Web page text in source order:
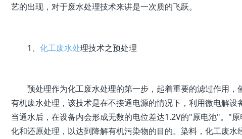
艺的出现，对于废水处理技术来讲是一次质的飞跃。
1、 化工废水处理技术之预处理
预处理作为化工废水处理的第一步，起着重要的滤过作用，
有机废水处理，该技术是在不接通电源的情况下，利用微电解
当通水后，在设备内会形成无数的电位差达1.2V的"原电池"。"
化和还原处理，以达到降解有机污染物的目的。染料，化工废